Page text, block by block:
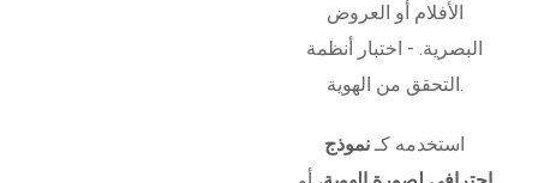
الأفلام أو العروض
البصرية. - اختبار أنظمة
التحقق من الهوية.
استخدمه كـنموذج